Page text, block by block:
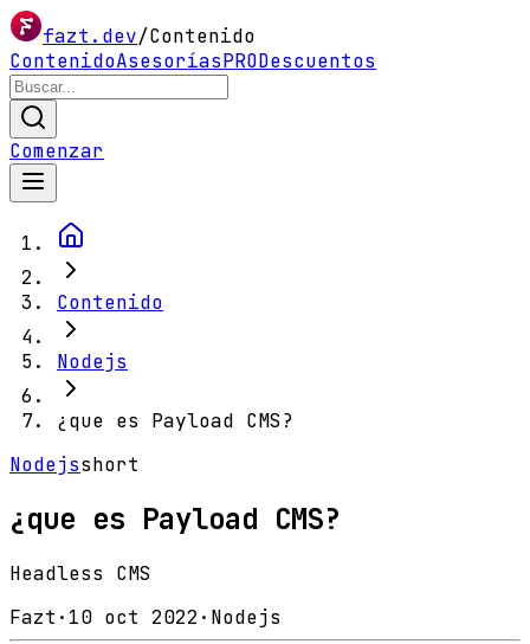
fazt.dev/Contenido
ContenidoAsesoríasPRODescuentos
Comenzar
Contenido
Nodejs
¿que es Payload CMS?
Nodejsshort
¿que es Payload CMS?
Headless CMS
Fazt · 10 oct 2022 · Nodejs